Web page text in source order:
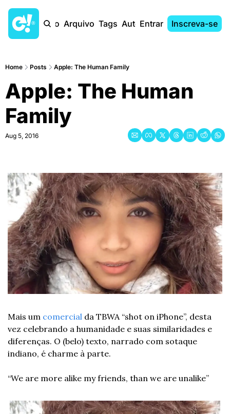
Início Arquivo Tags AutoresEntrar Inscreva-se
Home Posts Apple: The Human Family
Apple: The Human
Family
Aug 5, 2016
Mais um comercial da TBWA “shot on iPhone”, desta
vez celebrando a humanidade e suas similaridades e
diferenças. O (belo) texto, narrado com sotaque
indiano, é charme à parte.
“We are more alike my friends, than we are unalike”